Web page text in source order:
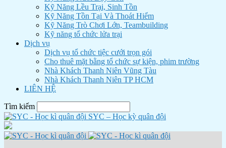
Kỹ Năng Lều Trại, Sinh Tồn
Kỹ Năng Tồn Tại Và Thoát Hiểm
Kỹ Năng Trò Chơi Lớn, Teambuilding
Kỹ năng tổ chức lửa trại
Dịch vụ
Dịch vụ tổ chức tiệc cưới trọn gói
Cho thuê mặt bằng tổ chức sự kiện, phim trường
Nhà Khách Thanh Niên Vũng Tàu
Nhà Khách Thanh Niên TP HCM
LIÊN HỆ
Tìm kiếm
SYC – Học kỳ quân đội